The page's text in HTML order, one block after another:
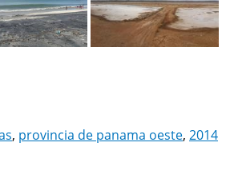
, provincia de panama oeste, 2014